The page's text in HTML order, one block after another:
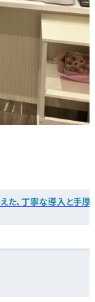
た、丁寧な導入と手厚